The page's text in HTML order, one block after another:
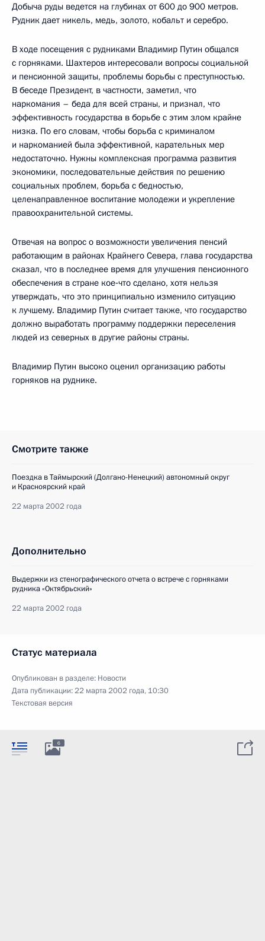
Добыча руды ведется на глубинах от 600 до 900 метров.
Рудник дает никель, медь, золото, кобальт и серебро.
В ходе посещения с рудниками Владимир Путин общался
с горняками. Шахтеров интересовали вопросы социальной
и пенсионной защиты, проблемы борьбы с преступностью.
В беседе Президент, в частности, заметил, что
наркомания – беда для всей страны, и признал, что
эффективность государства в борьбе с этим злом крайне
низка. По его словам, чтобы борьба с криминалом
и наркоманией была эффективной, карательных мер
недостаточно. Нужны комплексная программа развития
экономики, последовательные действия по решению
социальных проблем, борьба с бедностью,
целенаправленное воспитание молодежи и укрепление
правоохранительной системы.
Отвечая на вопрос о возможности увеличения пенсий
работающим в районах Крайнего Севера, глава государства
сказал, что в последнее время для улучшения пенсионного
обеспечения в стране кое‑что сделано, хотя нельзя
утверждать, что это принципиально изменило ситуацию
к лучшему. Владимир Путин считает также, что государство
должно выработать программу поддержки переселения
людей из северных в другие районы страны.
Владимир Путин высоко оценил организацию работы
горняков на руднике.
Смотрите также
Поездка в Таймырский (Долгано-Ненецкий) автономный округ
и Красноярский край
22 марта 2002 года
Дополнительно
Выдержки из стенографического отчета о встрече с горняками
рудника «Октябрьский»
22 марта 2002 года
Статус материала
Опубликован в разделе: Новости
Дата публикации:22 марта 2002 года, 10:30
Текстовая версия
6